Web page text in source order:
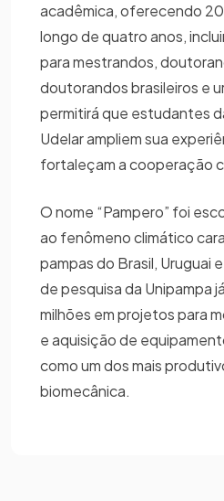
acadêmica, oferecendo
longo de quatro anos,
para mestrandos,
doutorandos brasileiros e
permitirá que estudantes
Udelar ampliem sua
fortaleçam a cooperação
O nome “Pampero” foi
ao fenômeno climático
pampas do Brasil, Uruguai
de pesquisa da Unipampa
milhões em projetos para
e aquisição de
como um dos mais
biomecânica.